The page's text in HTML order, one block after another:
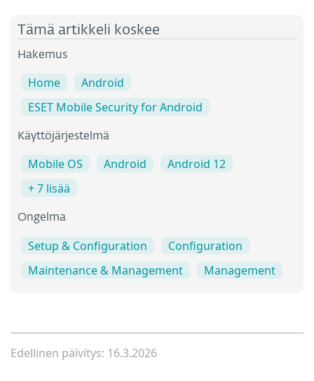
Tämä artikkeli koskee
Hakemus
Home
Android
ESET Mobile Security for Android
Käyttöjärjestelmä
Mobile OS Android
Android 12
+ 7 lisää
Ongelma
Setup & Configuration
Configuration
Maintenance & Management
Management
Edellinen päivitys: 16.3.2026